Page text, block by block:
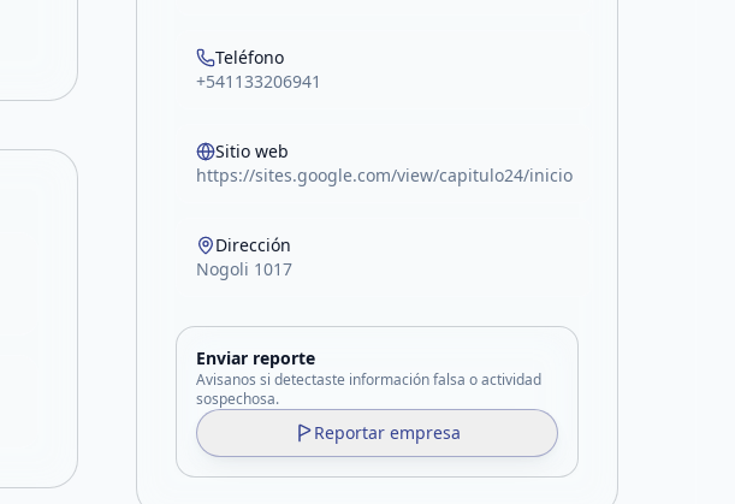
Teléfono
+541133206941
Sitio web
https://sites.google.com/view/capitulo24/inicio
Dirección
Nogoli 1017
Enviar reporte
Avisanos si detectaste información falsa o actividad
sospechosa.
Reportar empresa